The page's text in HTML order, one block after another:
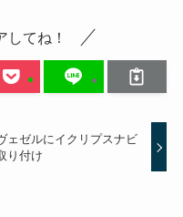
してね！
ェゼルにイクリプスナビ
り付け